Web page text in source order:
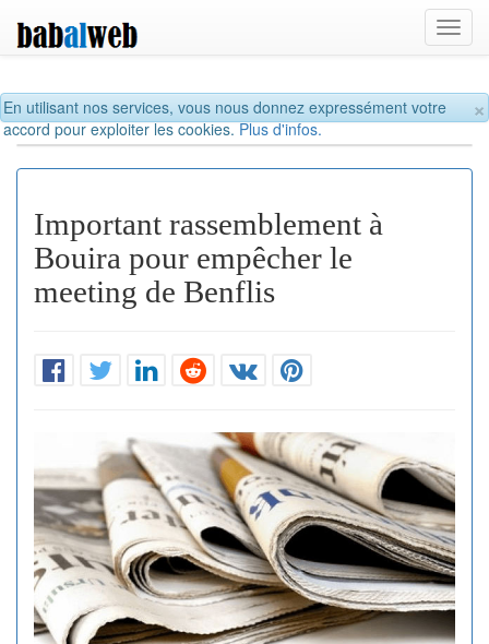
×
En utilisant nos services, vous nous donnez expressément votre
accord pour exploiter les cookies.Plus d'infos.
Important rassemblement à
Bouira pour empêcher le
meeting de Benflis